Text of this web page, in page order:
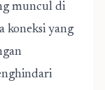
muncul di
koneksi yang